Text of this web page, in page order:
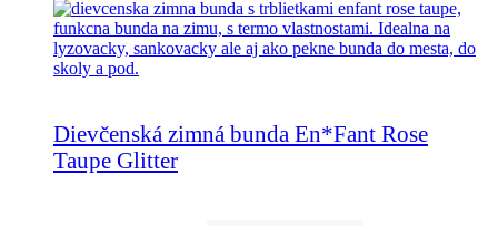
Dievčenská zimná bunda En*Fant Rose
Taupe Glitter